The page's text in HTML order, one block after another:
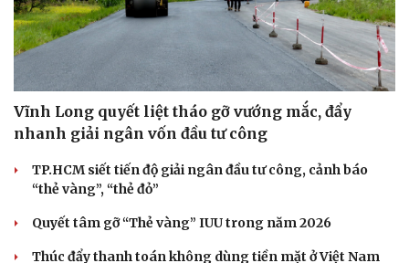
Vĩnh Long quyết liệt tháo gỡ vướng mắc, đẩy
nhanh giải ngân vốn đầu tư công
TP.HCM siết tiến độ giải ngân đầu tư công, cảnh báo
“thẻ vàng”, “thẻ đỏ”
Quyết tâm gỡ “Thẻ vàng” IUU trong năm 2026
Thúc đẩy thanh toán không dùng tiền mặt ở Việt Nam